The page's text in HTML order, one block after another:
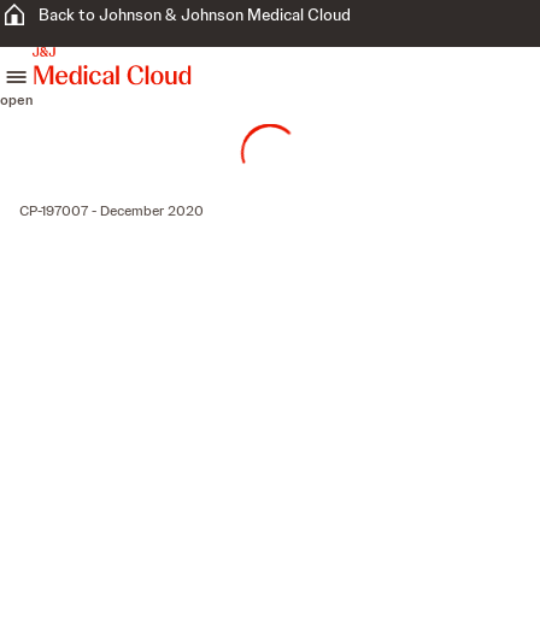
Back to Johnson & Johnson Medical Cloud
open
CP-197007 - December 2020